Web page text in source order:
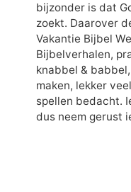
bijzonder is dat
zoekt. Daarover
Vakantie Bijbel
Bijbelverhalen,
knabbel &
maken, lekker
spellen bedacht.
dus neem gerust